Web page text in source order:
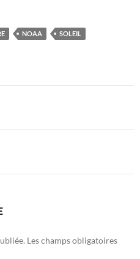
NOAA
SOLEIL
Les champs obligatoires